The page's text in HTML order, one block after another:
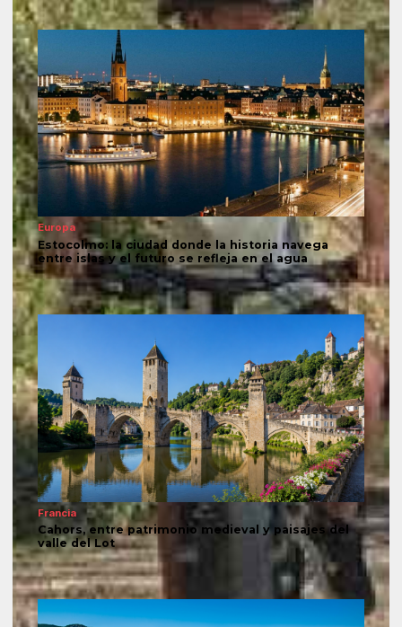
Europa
Estocolmo: la ciudad donde la historia navega
entre islas y el futuro se refleja en el agua
Francia
Cahors, entre patrimonio medieval y paisajes del
valle del Lot